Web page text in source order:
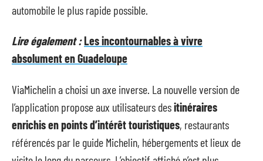
automobile le plus rapide possible.
Lire également :Les incontournables à vivre
absolument en Guadeloupe
ViaMichelin a choisi un axe inverse. La nouvelle version de
l’application propose aux utilisateurs desitinéraires
enrichis en points d’intérêt touristiques, restaurants
référencés par le guide Michelin, hébergements et lieux de